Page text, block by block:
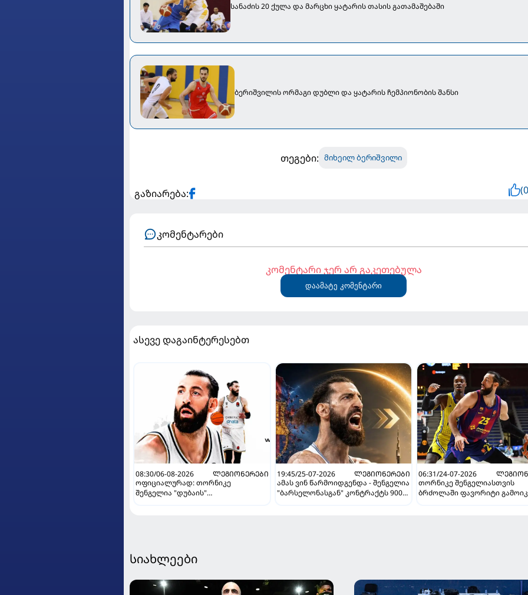
სანაძის 20 ქულა და მარცხი ყატარის თასის გათამაშებაში
ბერიშვილის ორმაგი დუბლი და ყატარის ჩემპიონობის შანსი
თეგები: მიხეილ ბერიშვილი
გაზიარება:
კომენტარები
კომენტარი ჯერ არ გაკეთებულა
დაამატე კომენტარი
ასევე დაგაინტერესებთ
08:30/06-08-2026
ᲚᲔᲒᲘᲝᲜᲔᲠᲔᲑᲘ
ოფიციალურად: თორნიკე
შენგელია "დუბაის"
19:45/25-07-2026
ᲚᲔᲒᲘᲝᲜᲔᲠᲔᲑᲘ
ამას ვინ წარმოიდგენდა - შენგელია
"ბარსელონასგან" კონტრაქტს 900
06:31/24-07-2026
თორნიკე შენგელიასთვის
ბრძოლაში ფავორიტი
სიახლეები